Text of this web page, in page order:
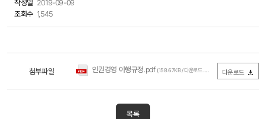
작성일 2019-09-09
조회수 1,545
첨부파일 인권경영 이행규정.pdf (158.67KB / 다운로드 557회) 다운로드
목록